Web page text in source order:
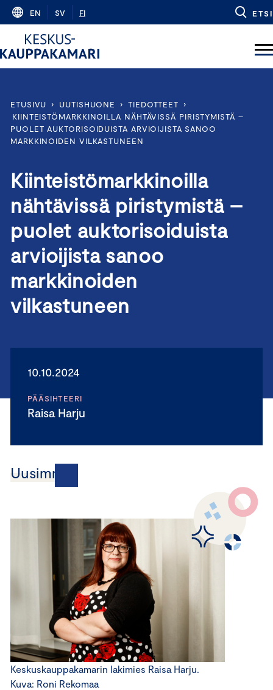
Skip
content
EN SV FI ETSI
ETUSIVU › UUTISHUONE › TIEDOTTEET
›
KIINTEISTÖMARKKINOILLA NÄHTÄVISSÄ PIRISTYMISTÄ –
PUOLET AUKTORISOIDUISTA ARVIOIJISTA SANOO
MARKKINOIDEN VILKASTUNEEN
Kiinteistömarkkinoilla
nähtävissä piristymistä –
puolet auktorisoiduista
arvioijista sanoo
markkinoiden
vilkastuneen
10.10.2024
PÄÄSIHTEERI
Raisa Harju
Uusimmat
Keskuskauppakamarin lakimies Raisa Harju.
Kuva: Roni Rekomaa